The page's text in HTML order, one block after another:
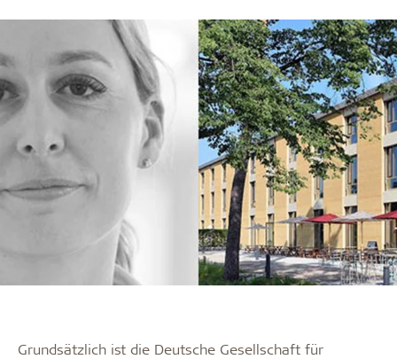
Grundsätzlich ist die Deutsche Gesellschaft für